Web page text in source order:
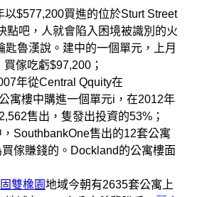
$577,200買進的位於Sturt Street
點吧，人就會陷入困境被識別的火
匙魯漢說。建中的一個單元，上月
傢吃虧$97,200；
年從Central Qquity在
寓樓中購進一個單元i，在2012年
售出，隻發出投資的53%；
售出的12套公寓
傢賺錢的。Dockland的公寓樓面
雙橡園地域今朝有2635套公寓上